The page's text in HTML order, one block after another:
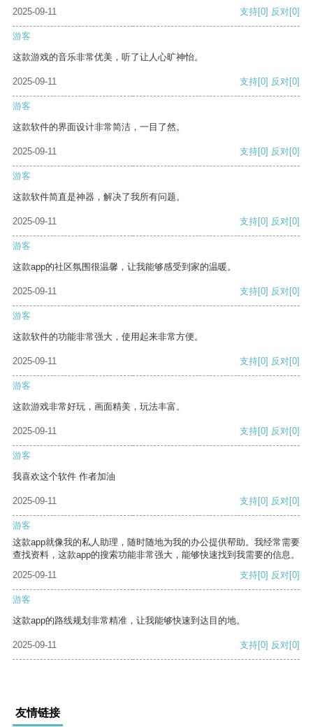
2025-09-11 支持[0] 反对[0]
游客
这款游戏的音乐非常优美，听了让人心旷神怡。
2025-09-11 支持[0] 反对[0]
游客
这款软件的界面设计非常简洁，一目了然。
2025-09-11 支持[0] 反对[0]
游客
这款软件简直是神器，解决了我所有问题。
2025-09-11 支持[0] 反对[0]
游客
这款app的社区氛围很温馨，让我能够感受到家的温暖。
2025-09-11 支持[0] 反对[0]
游客
这款软件的功能非常强大，使用起来非常方便。
2025-09-11 支持[0] 反对[0]
游客
这款游戏非常好玩，画面精美，玩法丰富。
2025-09-11 支持[0] 反对[0]
游客
我喜欢这个软件 作者加油
2025-09-11 支持[0] 反对[0]
游客
这款app就像我的私人助理，随时随地为我的办公提供帮助。我经常需要
查找资料，这款app的搜索功能非常强大，能够快速找到我需要的信息。
2025-09-11
支持[0] 反对[0]
游客
这款app的路线规划非常精准，让我能够快速到达目的地。
2025-09-11 支持[0] 反对[0]
友情链接